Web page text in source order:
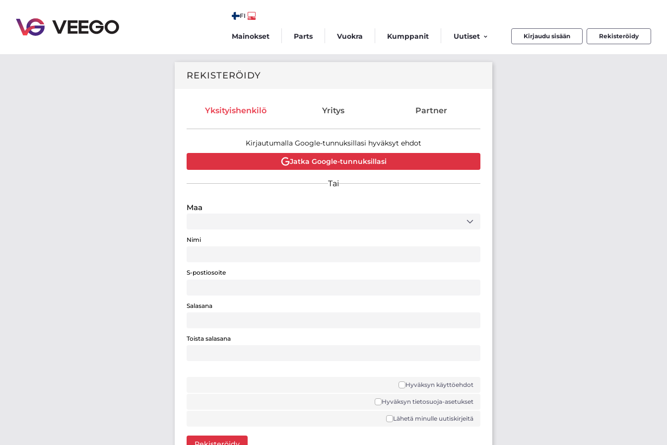
FI
Mainokset Parts Vuokra Kumppanit Uutiset Kirjaudu sisään Rekisteröidy
REKISTERÖIDY
Yksityishenkilö Yritys Partner
Kirjautumalla Google-tunnuksillasi hyväksyt ehdot
Jatka Google-tunnuksillasi
Tai
Maa
Nimi
S-postiosoite
Salasana
Toista salasana
Hyväksyn käyttöehdot
Hyväksyn tietosuoja-asetukset
Lähetä minulle uutiskirjeitä